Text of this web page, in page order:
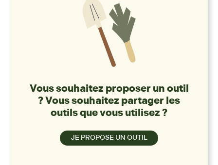
Vous souhaitez proposer un outil
? Vous souhaitez partager les
outils que vous utilisez ?
JE PROPOSE UN OUTIL